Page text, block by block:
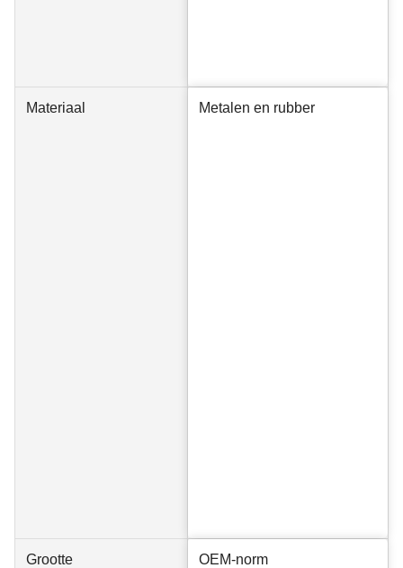
Materiaal Metalen en rubber
Grootte OEM-norm